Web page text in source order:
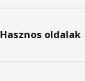
Hasznos oldalak